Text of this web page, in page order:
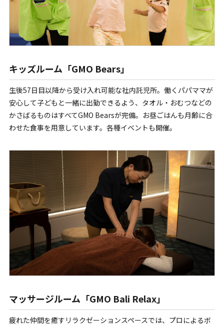
キッズルーム「GMO Bears」
生後57日目以降から受け入れ可能な社内託児所。働くパパママが
安心して子どもと一緒に出勤できるよう、タオル・おむつなどの
かさばるものはすべてGMO Bearsが完備。お昼ごはんも月齢に合
わせた食事を用意しています。各種イベントも開催。
マッサージルーム「GMO Bali Relax」
疲れた仲間を癒すリラクゼーションスペースでは、プロによるボ